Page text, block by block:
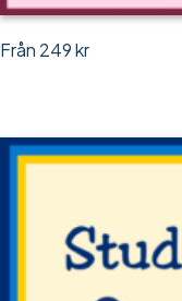
Från 249kr